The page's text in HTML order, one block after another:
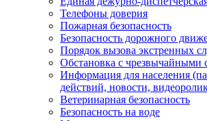
Телефоны доверия
Пожарная безопасность
Безопасность дорожного
Порядок вызова экстренных
Обстановка с чрезвычайными
Информация для населения
действий, новости,
Ветеринарная безопасность
Безопасность на воде